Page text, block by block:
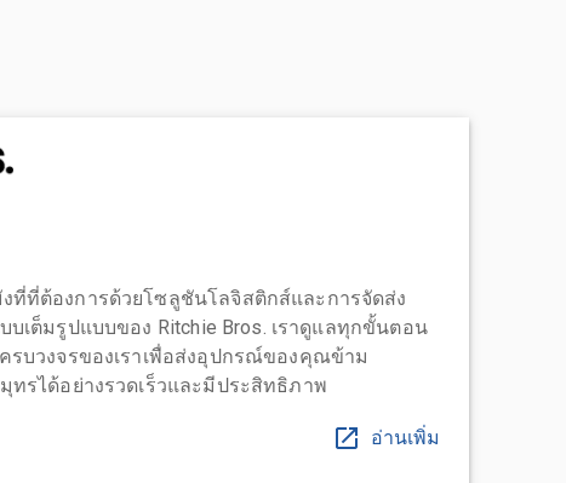
ที่ต้องการด้วยโซลูชันโลจิสติกส์และการจัดส่ง
บเต็มรูปแบบของ Ritchie Bros. เราดูแลทุกขั้นตอน
รบวงจรของเราเพื่อส่งอุปกรณ์ของคุณข้าม
รได้อย่างรวดเร็วและมีประสิทธิภาพ
อ่านเพิ่ม